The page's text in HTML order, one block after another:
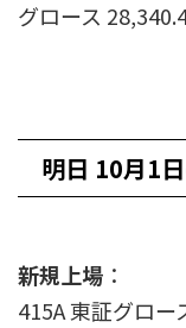
グロース
明日 10月1
新規上場 ：
415A 東証グロー